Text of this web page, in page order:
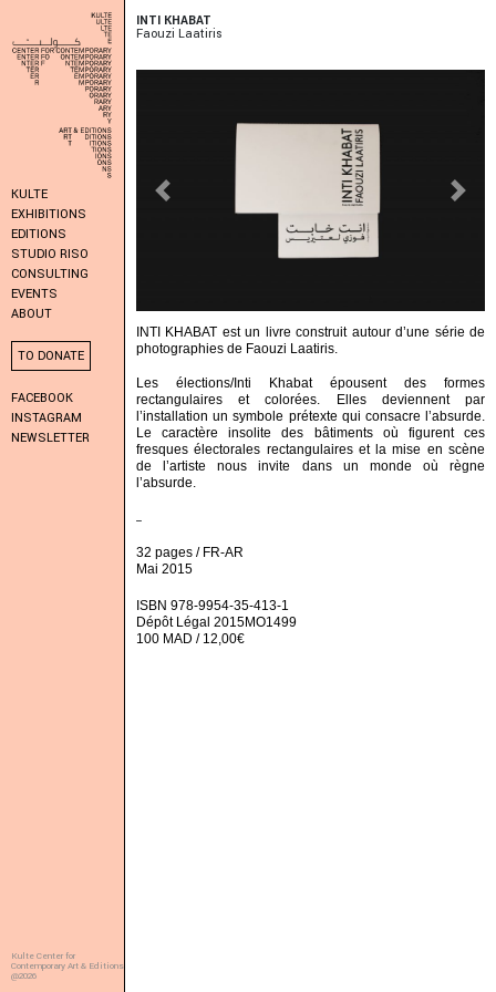
KULTE
EXHIBITIONS
EDITIONS
STUDIO RISO
CONSULTING
EVENTS
ABOUT
TO DONATE
FACEBOOK
INSTAGRAM
NEWSLETTER
Kulte Center for
Contemporary Art & Editions
@2026
INTI KHABAT
Faouzi Laatiris
Previous Next
INTI KHABAT est un livre construit autour d’une série de
photographies de Faouzi Laatiris.
Les élections/Inti Khabat épousent des formes
rectangulaires et colorées. Elles deviennent par
l’installation un symbole prétexte qui consacre l’absurde.
Le caractère insolite des bâtiments où figurent ces
fresques électorales rectangulaires et la mise en scène
de l’artiste nous invite dans un monde où règne
l’absurde.
32 pages / FR-AR
Mai 2015
ISBN 978-9954-35-413-1
Dépôt Légal 2015MO1499
100 MAD / 12,00€